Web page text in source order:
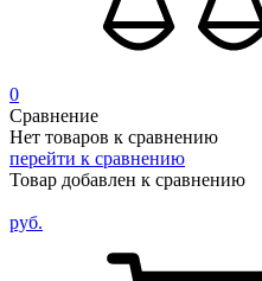
0
Сравнение
Нет товаров к сравнению
перейти к сравнению
Товар добавлен к сравнению
руб.